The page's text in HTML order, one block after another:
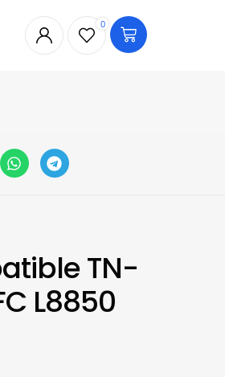
0
TN-
L8850